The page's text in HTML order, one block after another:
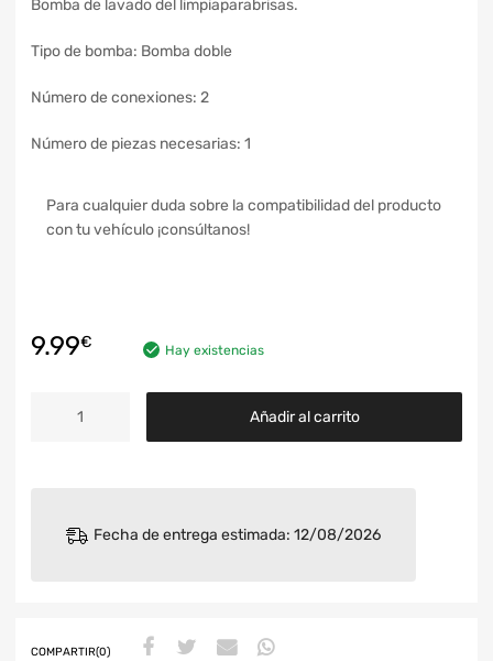
Bomba de lavado del limpiaparabrisas.
Tipo de bomba: Bomba doble
Número de conexiones: 2
Número de piezas necesarias: 1
Para cualquier duda sobre la compatibilidad del producto
con tu vehículo ¡consúltanos!
9.99€ Hay existencias
Añadir al carrito
Fecha de entrega estimada: 12/08/2026
COMPARTIR(0)